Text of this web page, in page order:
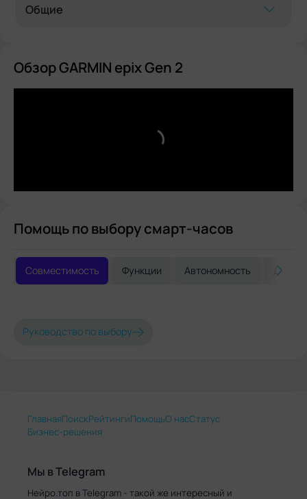
Общие
Обзор GARMIN epix Gen 2
Помощь по выбору смарт-часов
Совместимость Функции Автономность
Руководство по выбору
ГлавнаяПоискРейтингиПомощьО насСтатус
Бизнес-решения
Мы в Telegram
Нейро.топ в Telegram - такой же интересный и